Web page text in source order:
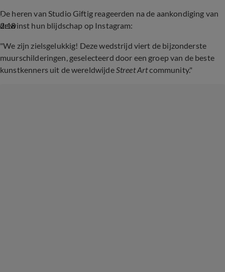
2:18
De heren van Studio Giftig reageerden na de aankondiging van
de winst hun blijdschap op Instagram:
"We zijn zielsgelukkig! Deze wedstrijd viert de bijzonderste
muurschilderingen, geselecteerd door een groep van de beste
kunstkenners uit de wereldwijdeStreet Artcommunity."